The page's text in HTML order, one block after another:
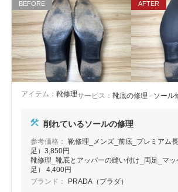
アイテム： 靴修理サービス： 靴底の修理 - ソール
削れているソールの修理
参考価格：
靴修理_メンズ_前底_プレミアム
足）3,850円
靴修理_靴底とアッパーの縫い付け_両足_マッ
足） 4,400円
ブランド：
PRADA（プラダ）